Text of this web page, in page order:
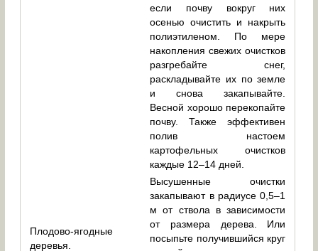
если почву вокруг них
осенью очистить и накрыть
полиэтиленом. По мере
накопления свежих очистков
разгребайте снег,
раскладывайте их по земле
и снова закапывайте.
Весной хорошо перекопайте
почву. Также эффективен
полив настоем
картофельных очистков
каждые 12–14 дней.
Плодово-ягодные
деревья.
Высушенные очистки
закапывают в радиусе 0,5–1
м от ствола в зависимости
от размера дерева. Или
посыпьте получившийся круг